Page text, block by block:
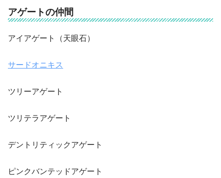
アゲートの仲間
アイアゲート（天眼石）
サードオニキス
ツリーアゲート
ツリテラアゲート
デントリティックアゲート
ピンクバンテッドアゲート